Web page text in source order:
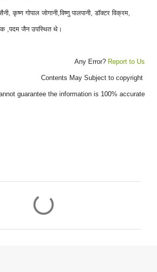
कृष्ण गोपाल जोगानी,विष्णु पालपानी, डॉक्टर विक्रम,
,पदम जैन उपस्थित थे।
Any Error? Report to Us
Contents May Subject to copyright
guarantee the information is 100% accurate